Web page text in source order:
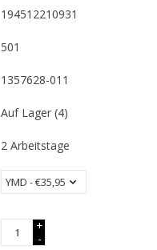
194512210931
501
1357628-011
Auf Lager(4)
2 Arbeitstage
+
-